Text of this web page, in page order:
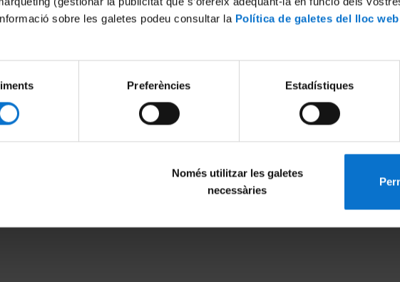
sobre les galetes podeu consultar la Política de galetes del lloc
Preferències Estadístiques
Només utilitzar les galetes
necessàries
MENÚ PEU 1
Aviso legal